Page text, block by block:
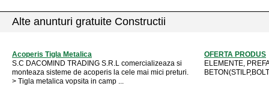
Alte anunturi gratuite Constructii
Acoperis Tigla Metalica
S.C DACOMIND TRADING S.R.L comercializeaza si
monteaza sisteme de acoperis la cele mai mici preturi.
> Tigla metalica vopsita in camp ...
OFERTA PRODUS
ELEMENTE,